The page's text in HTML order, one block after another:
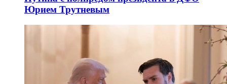
Юрием Трутневым